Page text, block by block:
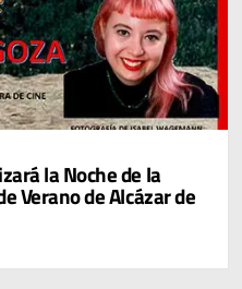
la Noche de la
Verano de Alcázar de